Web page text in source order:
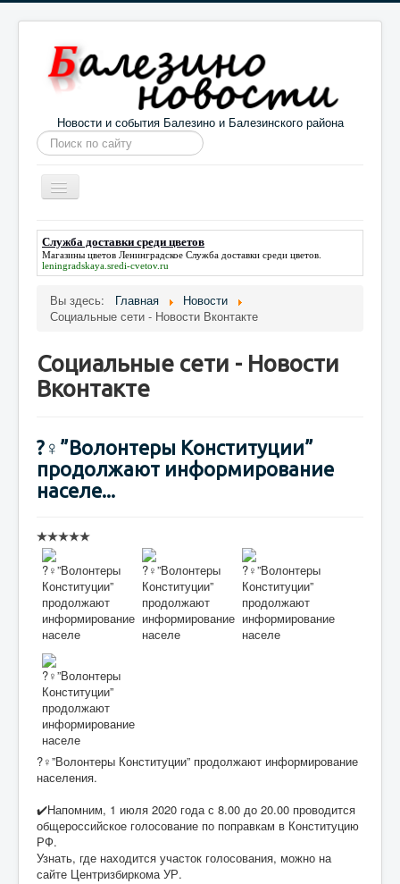
Новости и события Балезино и Балезинского района
Искать...
Toggle
Navigation
Главная
Погода в Балезино Новости
Информация Галерея
Служба доставки среди цветов
Магазины цветов Ленинградское Служба доставки среди цветов
leningradskaya.sredi-cvetov.ru
Вы здесь: Главная
Новости
Социальные сети - Новости Вконтакте
Социальные сети - Новости
Вконтакте
?‍♀️”Волонтеры Конституции”
продолжают информирование
населе...
?‍♀️”Волонтеры Конституции” продолжают информирование
населения.
✔️Напомним, 1 июля 2020 года с 8.00 до 20.00 проводится
общероссийское голосование по поправкам в Конституцию
РФ.
Узнать, где находится участок голосования, можно на
сайте Центризбиркома УР.